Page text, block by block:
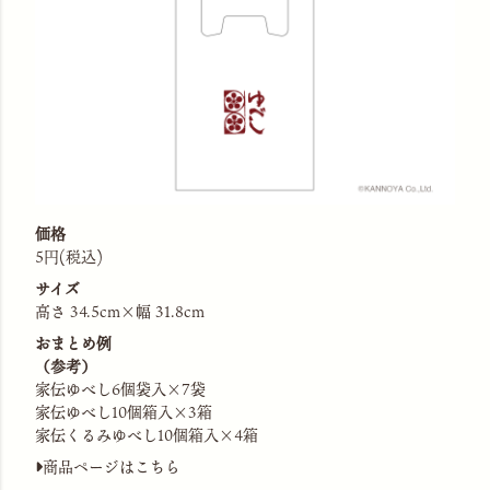
価格
5円(税込)
サイズ
高さ 34.5cm×幅 31.8cm
おまとめ例
（参考）
家伝ゆべし6個袋入×7袋
家伝ゆべし10個箱入×3箱
家伝くるみゆべし10個箱入×4箱
商品ページはこちら